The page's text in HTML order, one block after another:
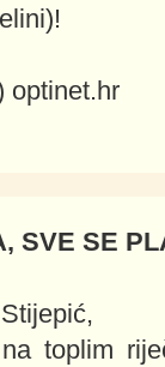
optinet.hr
SVE SE
toplim